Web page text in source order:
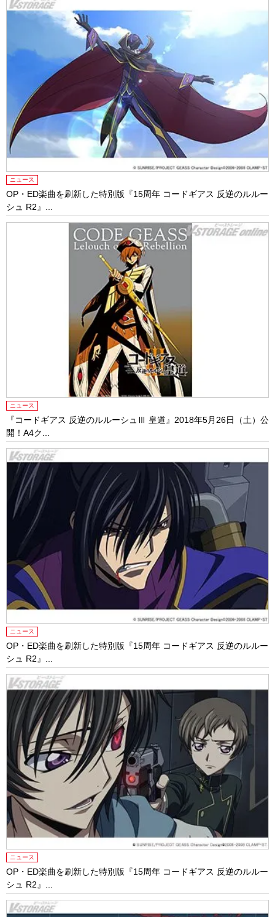
ニュース
OP・ED楽曲を刷新した特別版『15周年 コードギアス 反逆のルルー
シュ R2』...
ニュース
『コードギアス 反逆のルルーシュⅢ 皇道』2018年5月26日（土）公
開！A4ク...
ニュース
OP・ED楽曲を刷新した特別版『15周年 コードギアス 反逆のルルー
シュ R2』...
ニュース
OP・ED楽曲を刷新した特別版『15周年 コードギアス 反逆のルルー
シュ R2』...